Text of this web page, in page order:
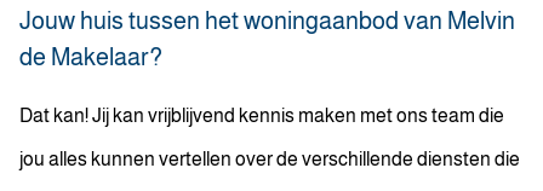
Jouw huis tussen het woningaanbod van Melvin
de Makelaar?
Dat kan! Jij kan vrijblijvend kennis maken met ons team die
jou alles kunnen vertellen over de verschillende diensten die